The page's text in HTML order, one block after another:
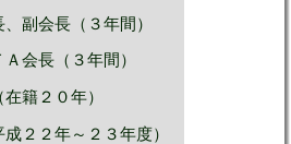
副会長（３年間）
会長（３年間）
籍２０年）
２２年～２３年度）